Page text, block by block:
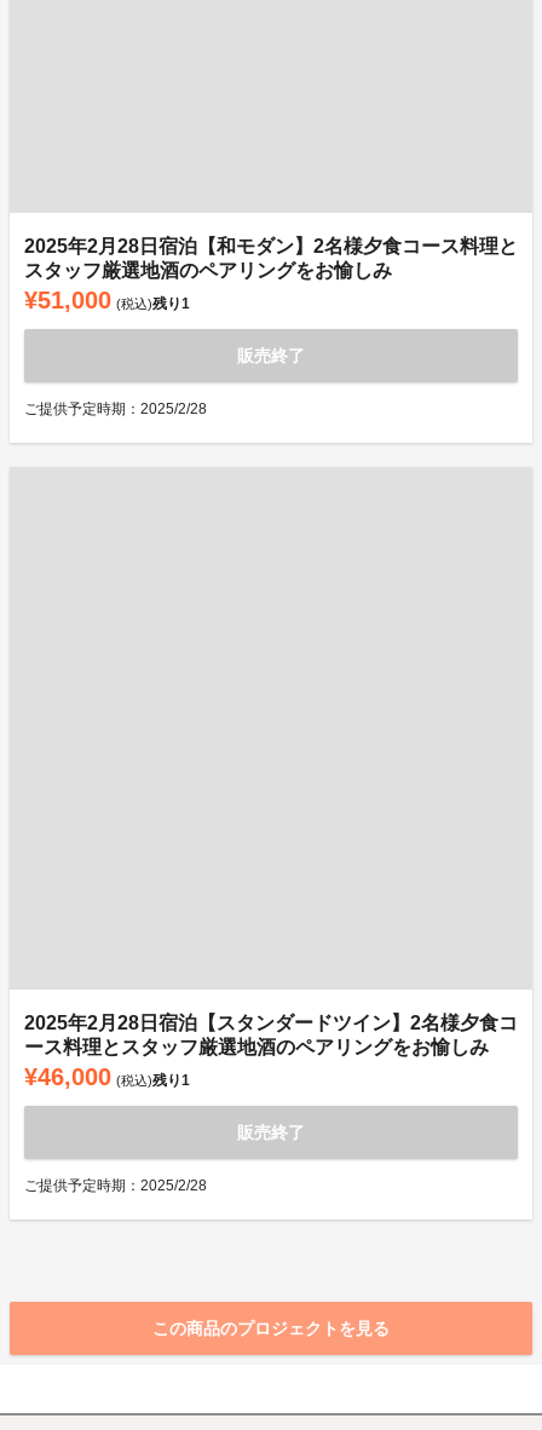
2025年2月28日宿泊【和モダン】2名様夕食コース料理と
スタッフ厳選地酒のペアリングをお愉しみ
¥51,000 (税込)残り1
販売終了
ご提供予定時期：2025/2/28
2025年2月28日宿泊【スタンダードツイン】2名様夕食コ
ース料理とスタッフ厳選地酒のペアリングをお愉しみ
¥46,000 (税込)残り1
販売終了
ご提供予定時期：2025/2/28
この商品のプロジェクトを見る